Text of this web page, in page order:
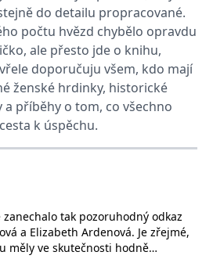
do detailu propracované.
počtu hvězd chybělo opravdu
ale přesto jde o knihu,
doporučuju všem, kdo mají
ženské hrdinky, historické
a příběhy o tom, co všechno
k úspěchu.
tak pozoruhodný odkaz
a Elizabeth Ardenová. Je zřejmé,
měly ve skutečnosti hodně
Microsoft MSN, které
zajišťuje správné
fungování této webové
stránky.
10 minut
Tento soubor cookie
provádí informace o
tom, jak koncový
uživatel používá web, a
jakoukoli reklamu,
kterou koncový uživatel
mohl vidět před
webu.
Google Analytics
1 den
Tento soubor cookie
používá společnost Bing
k určení, jaké reklamy by